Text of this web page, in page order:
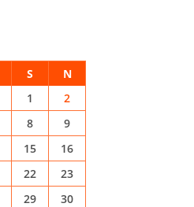
S N
1
2
8
9
15
16
22
23
29
30